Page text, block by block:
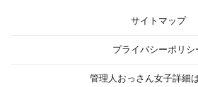
サイトマップ
プライバシーポリシ
管理人おっさん女子詳細